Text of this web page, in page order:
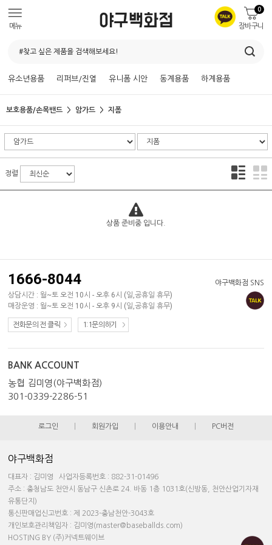
메뉴 장바구니
0
유소년용품 리퍼브/진열 유니폼 시안 동계용품 하계용품
보호용품/손목밴드 암가드 지폼
정렬
상품 준비중 입니다.
야구백화점 SNS
1666-8044
상담시간 : 월~토 오전 10시 - 오후 6시 (일,공휴일 휴무)
매장운영 : 월~토 오전 10시 - 오후 9시 (일,공휴일 휴무)
전화문의 전 클릭 1:1문의하기
BANK ACCOUNT
농협 김미영(야구백화점)
301-0339-2286-51
로그인 회원가입 이용안내 PC버전
야구백화점
대표자 : 김미영 사업자등록번호 : 882-31-01496
주소 : 충청남도 천안시 동남구 신촌로 24. 바동 1층 1031호(신방동, 천안산업기자재
유통단지)
통신판매업신고번호 : 제 2023-충남천안-3043호
개인보호관리책임자 : 김미영(master@baseballds.com)
HOSTING BY (주)커넥트웨이브